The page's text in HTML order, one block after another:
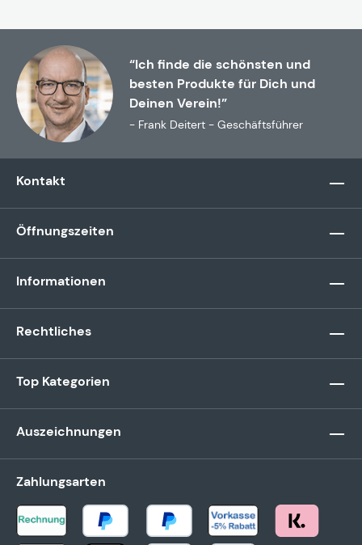
“Ich finde die schönsten und
besten Produkte für Dich und
Deinen Verein!”
- Frank Deitert - Geschäftsführer
Kontakt
Öffnungszeiten
Informationen
Rechtliches
Top Kategorien
Auszeichnungen
Zahlungsarten